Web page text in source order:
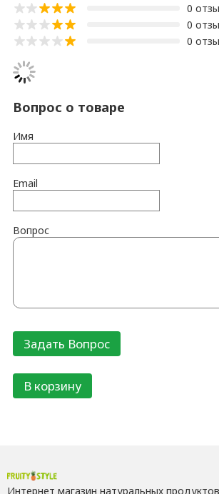
0
0
0
Вопрос о товаре
Имя
Email
Вопрос
В корзину
Интернет магазин натуральных